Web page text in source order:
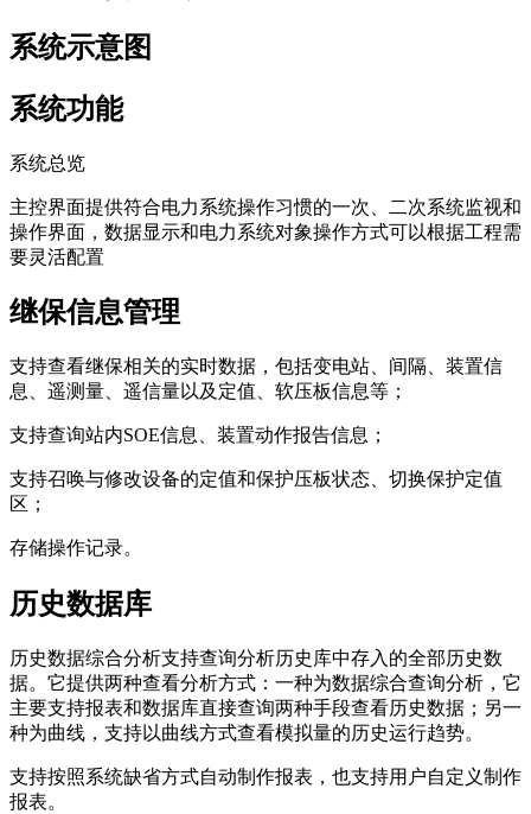
系统示意图
系统功能
系统总览
主控界面提供符合电力系统操作习惯的一次、二次系统监视和
操作界面，数据显示和电力系统对象操作方式可以根据工程需
要灵活配置
继保信息管理
支持查看继保相关的实时数据，包括变电站、间隔、装置信
息、遥测量、遥信量以及定值、软压板信息等；
支持查询站内SOE信息、装置动作报告信息；
支持召唤与修改设备的定值和保护压板状态、切换保护定值
区；
存储操作记录。
历史数据库
历史数据综合分析支持查询分析历史库中存入的全部历史数
据。它提供两种查看分析方式：一种为数据综合查询分析，它
主要支持报表和数据库直接查询两种手段查看历史数据；另一
种为曲线，支持以曲线方式查看模拟量的历史运行趋势。
支持按照系统缺省方式自动制作报表，也支持用户自定义制作
报表。